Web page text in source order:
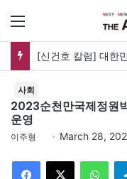
[신건호 칼럼] 대한
사회
2023순천만국제정원
운영
이주형 March 28,